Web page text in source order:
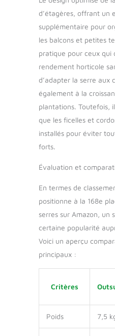
d’étagères, offrant un
supplémentaire pour
les balcons et petites
pratique pour ceux qui
rendement horticole
d’adapter la serre aux
également à la
plantations. Toutefois,
que les ficelles et
installés pour éviter
forts.
Évaluation et
En termes de
positionne à la 168e
serres sur Amazon, un
certaine popularité
Voici un aperçu
principaux :
Critères
Poids 7,5